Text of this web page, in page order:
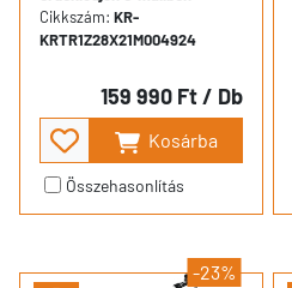
Cikkszám: KR-
KRTR1Z28X21M004924
159 990 Ft/ Db
Kosárba
Összehasonlítás
-23%